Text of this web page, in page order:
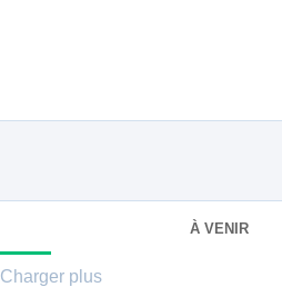
À VENIR
Charger plus